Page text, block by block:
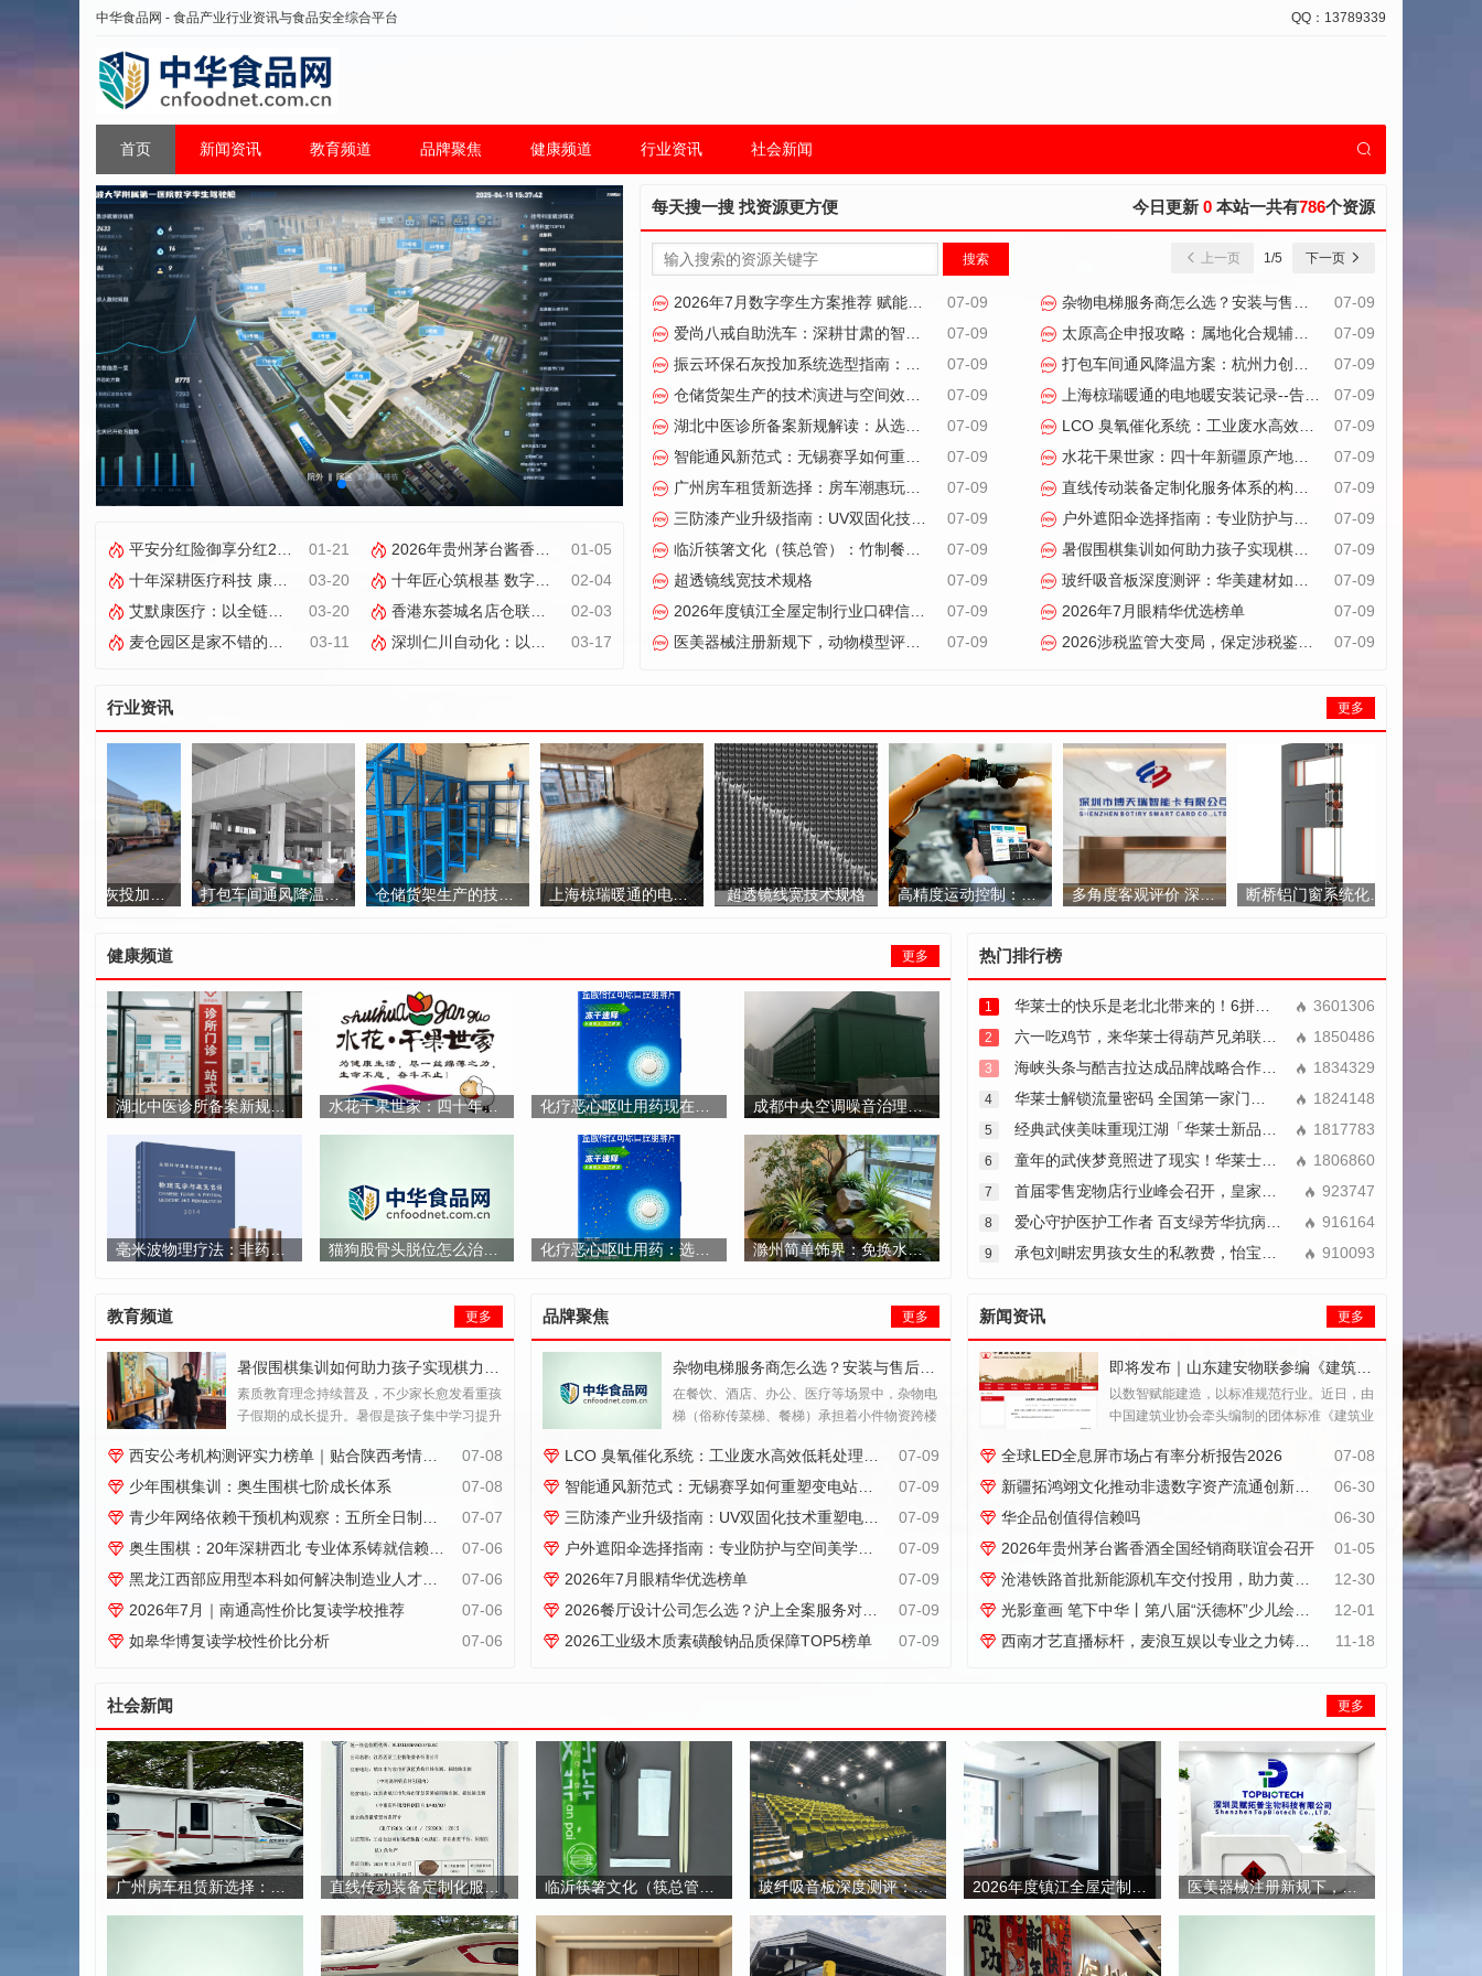
中华食品网 - 食品产业行业资讯与食品安全综合平台 QQ：13789339
首页 新闻资讯 教育频道 品牌聚焦 健康频道 行业资讯 社会新闻
01-21
平安分红险御享分红26，双被保人+分红增值成产品亮点 01-05
2026年贵州茅台酱香酒全国经销商联谊会召开
03-20
十年深耕医疗科技 康飞丹士以数字赋能重构医疗服务新生态 02-04
十年匠心筑根基 数字赋能启新程——康飞丹士引领医疗服务生态升级
03-20
艾默康医疗：以全链创新与合规深耕，赋能医疗健康高质量发展 02-03
香港东荟城名店仓联乘零食品牌Calbee 8大打卡位及周末快闪店 消费换独家礼品
03-11
麦仓园区是家不错的跨境电商核定征收服务商，打造合规增长新范式 03-17
深圳仁川自动化：以集成之力，筑就工业智能新标杆
今日更新 0本站一共有786个资源
每天搜一搜 找资源更方便
上一页 1/5 下一页
07-09
2026年7月数字孪生方案推荐 赋能产业智能化升级 07-09
杂物电梯服务商怎么选？安装与售后才是真正的分水岭
07-09
爱尚八戒自助洗车：深耕甘肃的智能洗车服务商 07-09
太原高企申报攻略：属地化合规辅导助力企业顺利通过认定
07-09
振云环保石灰投加系统选型指南：无尘自动化成破局关键 07-09
打包车间通风降温方案：杭州力创：蒸发冷却技术的高效应用
07-09
仓储货架生产的技术演进与空间效率优化路径 07-09
上海椋瑞暖通的电地暖安装记录--告诉你什么才是专业
07-09
湖北中医诊所备案新规解读：从选址到合规的全周期管理路径 07-09
LCO 臭氧催化系统：工业废水高效低耗处理方案
07-09
智能通风新范式：无锡赛孚如何重塑变电站环境管控标准 07-09
水花干果世家：四十年新疆原产地直供优势的加盟新选择
07-09
广州房车租赁新选择：房车潮惠玩如何重新定义自驾出行体验 07-09
直线传动装备定制化服务体系的构建逻辑与实践路径
07-09
三防漆产业升级指南：UV双固化技术重塑电路板防护标准 07-09
户外遮阳伞选择指南：专业防护与空间美学的平衡之道
07-09
临沂筷箸文化（筷总管）：竹制餐具定制化解决方案服务商 07-09
暑假围棋集训如何助力孩子实现棋力突破与素养提升
07-09
超透镜线宽技术规格 07-09
玻纤吸音板深度测评：华美建材如何解决降噪难题
07-09
2026年度镇江全屋定制行业口碑信赖品牌榜单 07-09
2026年7月眼精华优选榜单
07-09
医美器械注册新规下，动物模型评价如何突破能量安全验证难题 07-09
2026涉税监管大变局，保定涉税鉴证业务该怎么选？
更多
行业资讯
振云环保石灰投加系统选型指南：无尘自动化成破局关键 打包车间通风降温方案：杭州力创：蒸发冷却技术的高效应用 仓储货架生产的技术演进与空间效率优化路径 上海椋瑞暖通的电地暖安装记录--告诉你什么才是专业 超透镜线宽技术规格 高精度运动控制：工业智能化的"关键落地环节"挑战 多角度客观评价 深圳市博天瑞智能卡合作综合感受解读 断桥铝门窗系统化升级：青岛海之华晟的集成解决方案实践
更多
健康频道
湖北中医诊所备案新规解读：从选址到合规的全周期管理路径 水花干果世家：四十年新疆原产地直供优势的加盟新选择 成都中央空调噪音治理指标与实施原则
猫狗股骨头脱位怎么治？太原宠物骨科复位诊疗与康复全指南 滁州简单饰界：免换水生态景观如何室内绿植养护难题
热门排行榜
3601306
1
华莱士的快乐是老北北带来的！6拼男团合体送上快乐省钱拼
1850486
2
六一吃鸡节，来华莱士得葫芦兄弟联名大礼包
1834329
3
海峡头条与酷吉拉达成品牌战略合作：共筑青少年科技穿戴新篇章
1824148
4
华莱士解锁流量密码 全国第一家门店焕新成打卡胜地
1817783
5
经典武侠美味重现江湖「华莱士新品叫花鸡」真的馋哭了！
1806860
6
童年的武侠梦竟照进了现实！华莱士叫花鸡火遍全网
923747
7
首届零售宠物店行业峰会召开，皇家宠物食品赋能门店高质量发展
916164
8
爱心守护医护工作者 百支绿芳华抗病毒抑菌剂捐助一线
910093
9 承包刘畊宏男孩女生的私教费，怡宝又一波实力圈粉
更多
教育频道
素质教育理念持续普及，不少家长愈发看重孩
子假期的成长提升。暑假是孩子集中学习提升
素养成长的课程，是众多家庭重点考量的问
题。围棋属于传统益智运...
07-08
西安公考机构测评实力榜单｜贴合陕西考情才是暑期备考标准
07-08
少年围棋集训：奥生围棋七阶成长体系
07-07
青少年网络依赖干预机构观察：五所全日制托管机构对比参考
07-06
奥生围棋：20年深耕西北 专业体系铸就信赖基石
07-06
黑龙江西部应用型本科如何解决制造业人才困局
07-06
2026年7月｜南通高性价比复读学校推荐
07-06
如皋华博复读学校性价比分析
更多
品牌聚焦
在餐饮、酒店、办公、医疗等场景中，杂物电
梯（俗称传菜梯、餐梯）承担着小件物资跨楼
涉及勘测、设计、安装、验收、维保等多个环
节。不少采购方将注意...
07-09
LCO 臭氧催化系统：工业废水高效低耗处理方案
07-09
智能通风新范式：无锡赛孚如何重塑变电站环境管控标准
07-09
三防漆产业升级指南：UV双固化技术重塑电路板防护标准
07-09
户外遮阳伞选择指南：专业防护与空间美学的平衡之道
07-09
2026年7月眼精华优选榜单
07-09
2026餐厅设计公司怎么选？沪上全案服务对比指南
07-09
2026工业级木质素磺酸钠品质保障TOP5榜单
更多
新闻资讯
即将发布｜山东建安物联参编《建筑业企业智慧工地评价标准》
以数智赋能建造，以标准规范行业。近日，由
中国建筑业协会牵头编制的团体标准《建筑业
圆满完成，山东建安物联科技有限公司作为主
要参编单位全程深度参...
07-08
全球LED全息屏市场占有率分析报告2026
06-30
新疆拓鸿翊文化推动非遗数字资产流通创新实践
06-30
华企品创值得信赖吗
01-05
2026年贵州茅台酱香酒全国经销商联谊会召开
12-30
沧港铁路首批新能源机车交付投用，助力黄骅港绿色发展
12-01
光影童画 笔下中华丨第八届“沃德杯”少儿绘画大赛颁奖典礼圆满落幕
11-18
西南才艺直播标杆，麦浪互娱以专业之力铸就行业新高度
更多
社会新闻
直线传动装备定制化服务体系的构建逻辑与实践路径 玻纤吸音板深度测评：华美建材如何解决降噪难题 医美器械注册新规下，动物模型评价如何突破能量安全验证难题